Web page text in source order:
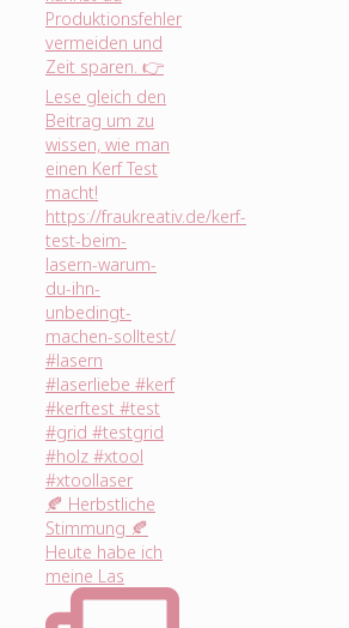
🍂 Herbstliche
Stimmung 🍂
Heute habe ich
meine Las